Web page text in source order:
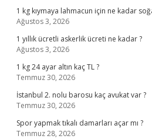
1 kg kıymaya lahmacun için ne kadar
Ağustos 3, 2026
1 yıllık ücretli askerlik ücreti ne kadar ?
Ağustos 3, 2026
1 kg 24 ayar altın kaç TL ?
Temmuz 30, 2026
İstanbul 2. nolu barosu kaç avukat var ?
Temmuz 30, 2026
Spor yapmak tıkalı damarları açar mı ?
Temmuz 28, 2026